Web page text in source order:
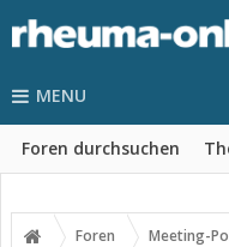
MENU
Foren durchsuchen
Foren Meeting-